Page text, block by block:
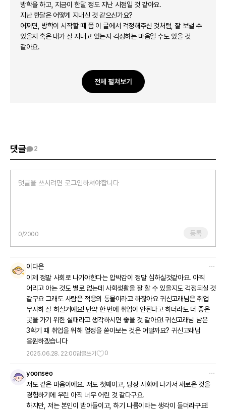
방학을 하고, 지금이 한달 정도 지난 시점일 것 같아요.
지난 한달은 어떻게 지내신 것 같으신가요?
어쩌면, 방학이 시작할 때 쯤 이 글에서 걱정해주신 것처럼, 잘 보낼 수
있을지 혹은 내가 잘 지내고 있는지 걱정하는 마음일 수도 있을 것
같아요.
대학 졸업 후 취업과 새로운 단계들을 준비하는 것에 대한 압박감도
되는 것 같아요.
어쩌면, 강의 시간에 교수님의 기대나 요구에 제대로 부응하지 못하는
것 같은 내 모습을 볼 때일 수도 있겠고,
다른 동기나 SNS에서 들은 다른 사람들에 대한 정보와 자신을
비교하게 되었을 때일 수도 있고,
혹은 나의 가족들이 나에게 하는 말이나 행동들에서 그 지점들이
느껴질 수도 있을 것 같아요.
분명한 것은, 그 누구도 충분히 준비가 된 상태로 졸업을 하거나 혹은
취업을 하게 되지는 않는다는 것입니다.
또 때로는 내가 준비가 되어있는 것처럼 느껴져도,
새로운 환경과 역할이라는 더욱 큰 세계를 만나면서 오히려 내가 할 수
있는 최대한의 폭이 넓어질 수 있게 되기도 합니다.
지금의 내가 할 수 있는 몫에 집중하고 스스로를 만족해갈 수 있는
지점들을 계속해서 찾아가는 과정으로서, 대학의 졸업과 취업의 과정이
좋은 기회가 될 것이라 생각해요.
지금 나눠주신 고민이 나를 격려하고 다른 누구도 아닌 나 자신이 가장
전체 펼쳐보기
댓글 2
0/2000 등록
이다은
이제 정말 사회로 나가야한다는 압박감이 정말 심하실것같아요. 아직
어리고 아는 것도 별로 없는데 사회생활을 잘 할 수 있을지도 걱정되실 것
같구요 그래도 사람은 적응의 동물이라고 하잖아요 귀신고래님은 취업
무사히 잘 하실거예요! 만약 한 번에 취업이 안된다고 하더라도 더 좋은
곳을 가기 위한 실패라고 생각하시면 좋을 것 같아요! 귀신고래님 남은
3학기 때 취업을 위해 열정을 쏟아보는 것은 어떨까요? 귀신고래님
응원하겠습니다
2025.06.28. 22:00답글쓰기 0
yoonseo
저도 같은 마음이에요. 저도 첫째이고, 당장 사회에 나가서 새로운 것을
경험하기에 우린 아직 너무 어린 것 같다구요.
하지만, 저는 본인이 받아들이고, 하기 나름이라는 생각이 들더라구요!